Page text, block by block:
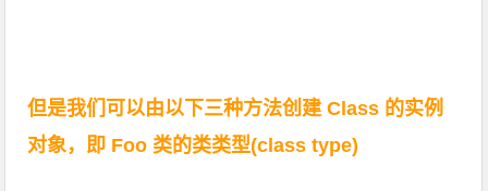
但是我们可以由以下三种方法创建 Class 的实例
对象，即 Foo 类的类类型(class type)